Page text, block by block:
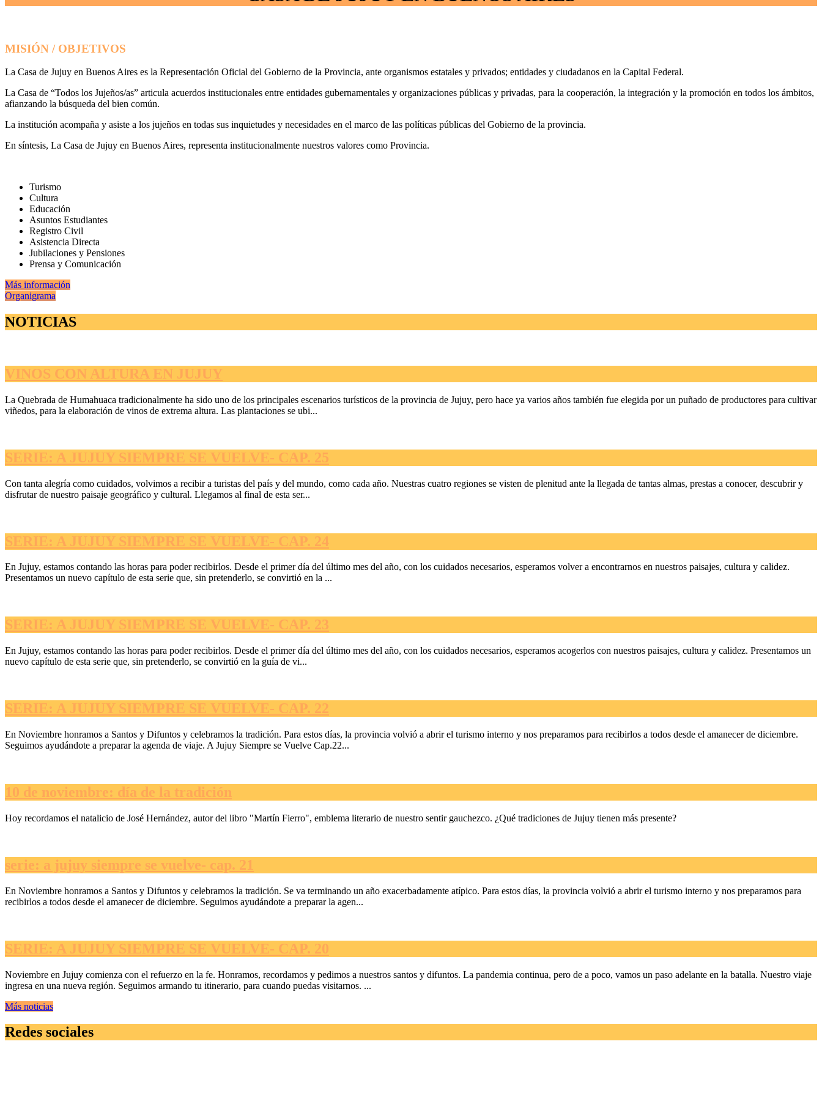
MISIÓN / OBJETIVOS
La Casa de Jujuy en Buenos Aires es la Representación Oficial del Gobierno de la Provincia, ante organismos estatales y privados; entidades y ciudadanos en la Capital Federal.
La Casa de “Todos los Jujeños/as” articula acuerdos institucionales entre entidades gubernamentales y organizaciones públicas y privadas, para la cooperación, la integración y la promoción en todos los ámbitos,
afianzando la búsqueda del bien común.
La institución acompaña y asiste a los jujeños en todas sus inquietudes y necesidades en el marco de las políticas públicas del Gobierno de la provincia.
En síntesis, La Casa de Jujuy en Buenos Aires, representa institucionalmente nuestros valores como Provincia.
Turismo
Cultura
Educación
Asuntos Estudiantes
Registro Civil
Asistencia Directa
Jubilaciones y Pensiones
Prensa y Comunicación
Más información
Organigrama
NOTICIAS
VINOS CON ALTURA EN JUJUY
La Quebrada de Humahuaca tradicionalmente ha sido uno de los principales escenarios turísticos de la provincia de Jujuy, pero hace ya varios años también fue elegida por un puñado de productores para cultivar
viñedos, para la elaboración de vinos de extrema altura. Las plantaciones se ubi...
SERIE: A JUJUY SIEMPRE SE VUELVE- CAP. 25
Con tanta alegría como cuidados, volvimos a recibir a turistas del país y del mundo, como cada año. Nuestras cuatro regiones se visten de plenitud ante la llegada de tantas almas, prestas a conocer, descubrir y
disfrutar de nuestro paisaje geográfico y cultural. Llegamos al final de esta ser...
SERIE: A JUJUY SIEMPRE SE VUELVE- CAP. 24
En Jujuy, estamos contando las horas para poder recibirlos. Desde el primer día del último mes del año, con los cuidados necesarios, esperamos volver a encontrarnos en nuestros paisajes, cultura y calidez.
Presentamos un nuevo capítulo de esta serie que, sin pretenderlo, se convirtió en la ...
SERIE: A JUJUY SIEMPRE SE VUELVE- CAP. 23
En Jujuy, estamos contando las horas para poder recibirlos. Desde el primer día del último mes del año, con los cuidados necesarios, esperamos acogerlos con nuestros paisajes, cultura y calidez. Presentamos un
nuevo capítulo de esta serie que, sin pretenderlo, se convirtió en la guía de vi...
SERIE: A JUJUY SIEMPRE SE VUELVE- CAP. 22
En Noviembre honramos a Santos y Difuntos y celebramos la tradición. Para estos días, la provincia volvió a abrir el turismo interno y nos preparamos para recibirlos a todos desde el amanecer de diciembre.
Seguimos ayudándote a preparar la agenda de viaje. A Jujuy Siempre se Vuelve Cap.22...
10 de noviembre: día de la tradición
Hoy recordamos el natalicio de José Hernández, autor del libro "Martín Fierro", emblema literario de nuestro sentir gauchezco. ¿Qué tradiciones de Jujuy tienen más presente?
serie: a jujuy siempre se vuelve- cap. 21
En Noviembre honramos a Santos y Difuntos y celebramos la tradición. Se va terminando un año exacerbadamente atípico. Para estos días, la provincia volvió a abrir el turismo interno y nos preparamos para
recibirlos a todos desde el amanecer de diciembre. Seguimos ayudándote a preparar la agen...
SERIE: A JUJUY SIEMPRE SE VUELVE- CAP. 20
Noviembre en Jujuy comienza con el refuerzo en la fe. Honramos, recordamos y pedimos a nuestros santos y difuntos. La pandemia continua, pero de a poco, vamos un paso adelante en la batalla. Nuestro viaje
ingresa en una nueva región. Seguimos armando tu itinerario, para cuando puedas visitarnos. ...
Más noticias
Redes sociales